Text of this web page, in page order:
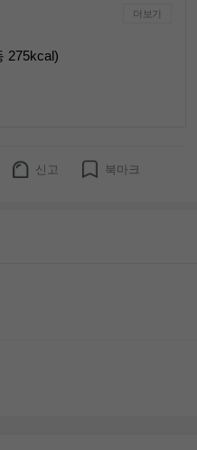
더보기
275kcal)
신고 북마크